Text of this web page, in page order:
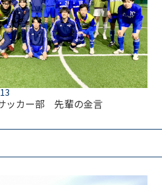
ッカー部 先輩の金言